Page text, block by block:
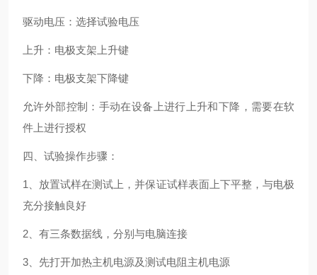
驱动电压：选择试验电压
上升：电极支架上升键
下降：电极支架下降键
允许外部控制：手动在设备上进行上升和下降，需要在软
件上进行授权
四、试验操作步骤：
1、放置试样在测试上，并保证试样表面上下平整，与电极
充分接触良好
2、有三条数据线，分别与电脑连接
3、先打开加热主机电源及测试电阻主机电源